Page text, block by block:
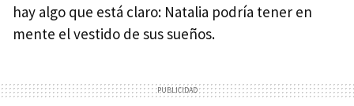
hay algo que está claro: Natalia podría tener en
mente el vestido de sus sueños.